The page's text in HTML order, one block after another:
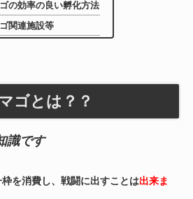
の効率の良い孵化方法
関連施設等
ゴとは？？
識です
を消費し、戦闘に出すことは出来ま